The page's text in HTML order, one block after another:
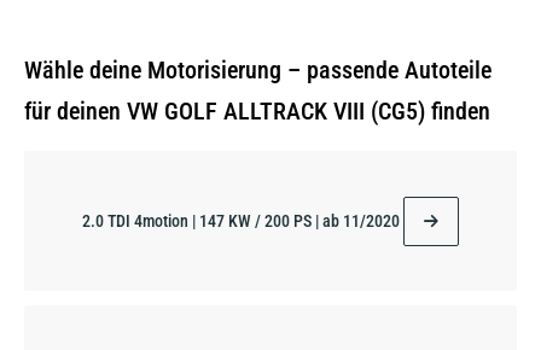
Wähle deine Motorisierung – passende Autoteile
für deinen VW GOLF ALLTRACK VIII (CG5) finden
2.0 TDI 4motion | 147 KW / 200 PS | ab 11/2020